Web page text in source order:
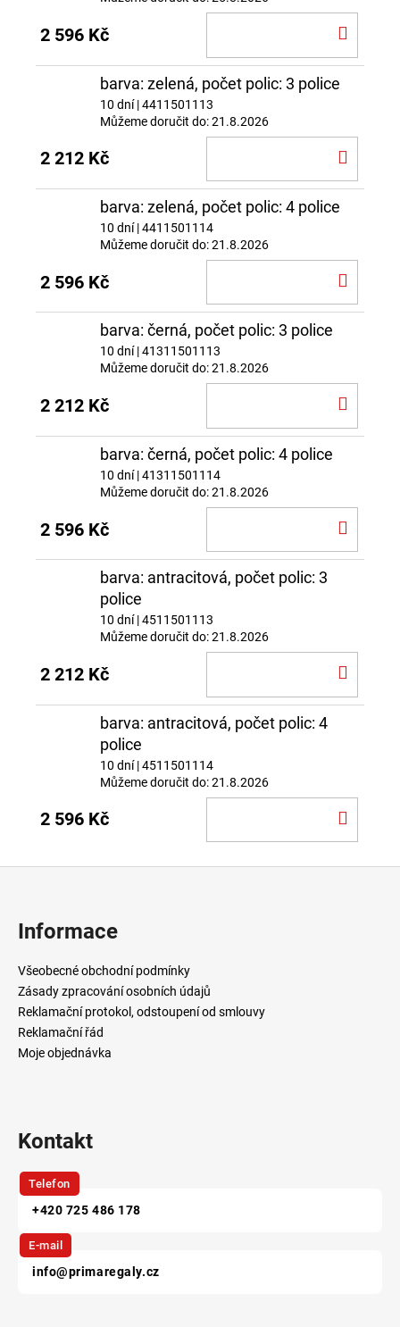
2 596 Kč
barva: zelená, počet polic: 3 police
10 dní| 4411501113
Můžeme doručit do:21.8.2026
2 212 Kč
barva: zelená, počet polic: 4 police
10 dní| 4411501114
Můžeme doručit do:21.8.2026
2 596 Kč
barva: černá, počet polic: 3 police
10 dní| 41311501113
Můžeme doručit do:21.8.2026
2 212 Kč
barva: černá, počet polic: 4 police
10 dní| 41311501114
Můžeme doručit do:21.8.2026
2 596 Kč
barva: antracitová, počet polic: 3
police
10 dní| 4511501113
Můžeme doručit do:21.8.2026
2 212 Kč
barva: antracitová, počet polic: 4
police
10 dní| 4511501114
Můžeme doručit do:21.8.2026
2 596 Kč
Informace
Všeobecné obchodní podmínky
Zásady zpracování osobních údajů
Reklamační protokol, odstoupení od smlouvy
Reklamační řád
Moje objednávka
Kontakt
Telefon
+420 725 486 178
E-mail
info@primaregaly.cz